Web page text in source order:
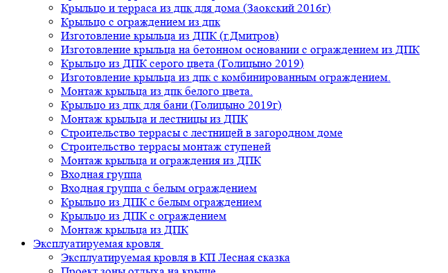
Крыльцо и терраса из дпк для дома (Заокский 2016г)
Крыльцо с ограждением из дпк
Изготовление крыльца из ДПК (г.Дмитров)
Изготовление крыльца на бетонном основании с ограждением из ДПК
Крыльцо из ДПК серого цвета (Голицыно 2019)
Изготовление крыльца из дпк с комбинированным ограждением.
Монтаж крыльца из дпк белого цвета.
Крыльцо из дпк для бани (Голицыно 2019г)
Монтаж крыльца и лестницы из ДПК
Строительство террасы с лестницей в загородном доме
Строительство террасы монтаж ступеней
Монтаж крыльца и ограждения из ДПК
Входная группа
Входная группа с белым ограждением
Крыльцо из ДПК с белым ограждением
Крыльцо из ДПК с ограждением
Монтаж крыльца из ДПК
Эксплуатируемая кровля
Эксплуатируемая кровля в КП Лесная сказка